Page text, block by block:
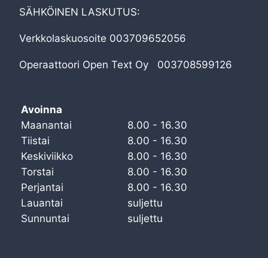
SÄHKÖINEN LASKUTUS:
Verkkolaskuosoite 003709652056
Operaattoori Open Text Oy 003708599126
Avoinna
Maanantai
8.00 - 16.30
Tiistai
8.00 - 16.30
Keskiviikko
8.00 - 16.30
Torstai
8.00 - 16.30
Perjantai
8.00 - 16.30
Lauantai
suljettu
Sunnuntai
suljettu